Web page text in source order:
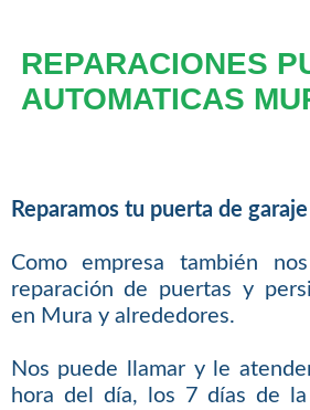
REPARACIONES
AUTOMATICAS
Reparamos tu puerta de
Como empresa también
reparación de puertas y
en Mura y alrededores.
Nos puede llamar y le
hora del día, los 7 días de la